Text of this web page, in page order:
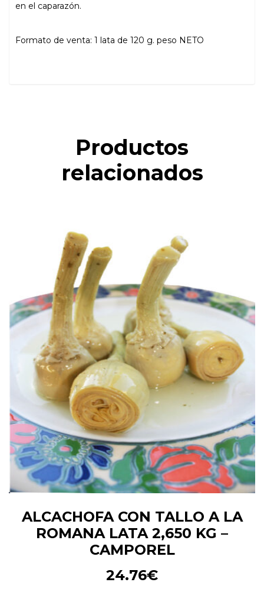
en el caparazón.
Formato de venta: 1 lata de 120 g. peso NETO
Productos
relacionados
ALCACHOFA CON TALLO A LA
ROMANA LATA 2,650 KG –
CAMPOREL
24.76€